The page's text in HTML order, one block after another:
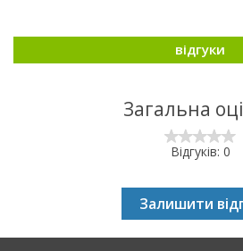
відгуки
Загальна
Відгуків: 0
Залишити